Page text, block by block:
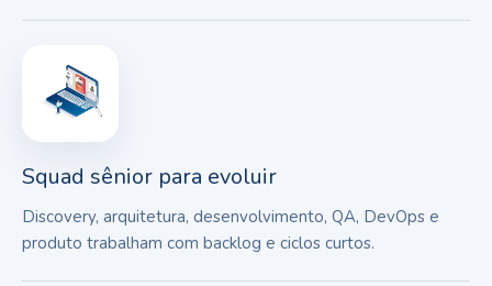
Squad sênior para evoluir
Discovery, arquitetura, desenvolvimento, QA, DevOps e
produto trabalham com backlog e ciclos curtos.